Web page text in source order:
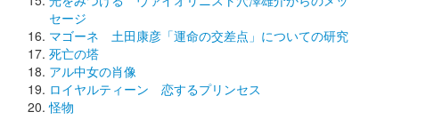
セージ
マゴーネ 土田康彦「運命の交差点」についての研究
死亡の塔
アル中女の肖像
ロイヤルティーン 恋するプリンセス
怪物